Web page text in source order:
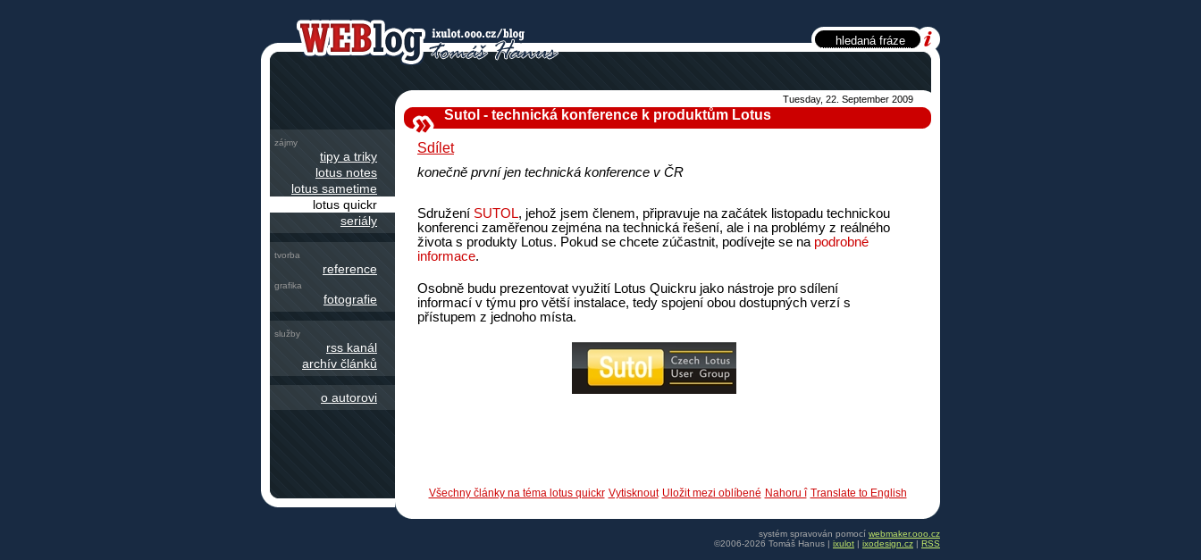
Sutol - technická konference k produktům Lotus
Sdílet
konečně první jen technická konference v ČR
Tuesday, 22. September 2009
Sdružení SUTOL, jehož jsem členem, připravuje na začátek listopadu technickou
konferenci zaměřenou zejména na technická řešení, ale i na problémy z reálného
života s produkty Lotus. Pokud se chcete zúčastnit, podívejte se na podrobné
informace.
Osobně budu prezentovat využití Lotus Quickru jako nástroje pro sdílení
informací v týmu pro větší instalace, tedy spojení obou dostupných verzí s
přístupem z jednoho místa.
systém spravován pomocí webmaker.ooo.cz
©2006-2026 Tomáš Hanus | ixulot | ixodesign.cz | RSS
Všechny články na téma lotus quickr Vytisknout Uložit mezi oblíbené Nahoru î Translate to English
zájmy
tipy a triky
lotus notes
lotus sametime
lotus quickr
seriály
tvorba
reference
grafika
fotografie
služby
rss kanál
archív článků
o autorovi